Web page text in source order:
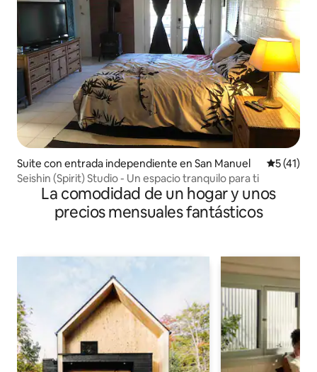
Suite con entrada independiente en San Manuel
5 (41)
Seishin (Spirit) Studio - Un espacio tranquilo para ti
La comodidad de un hogar y unos
precios mensuales fantásticos